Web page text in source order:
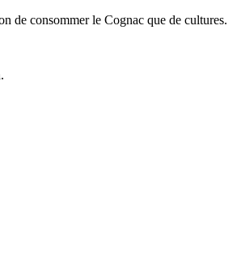
de consommer le Cognac que de cultures.